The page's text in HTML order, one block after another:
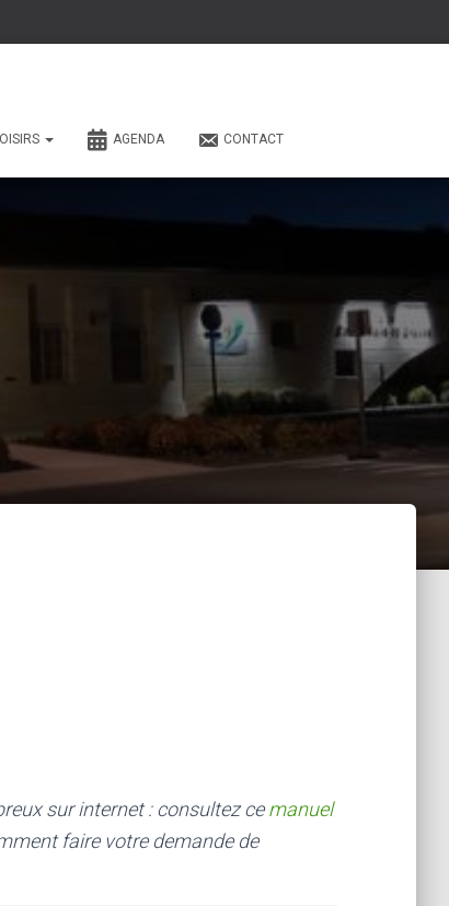
AGENDA CONTACT
sur internet : consultez cemanuel
faire votre demande de